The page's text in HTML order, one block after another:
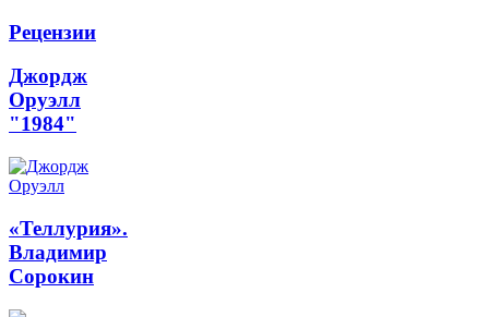
Рецензии
Джордж
Оруэлл
"1984"
«Теллурия».
Владимир
Сорокин